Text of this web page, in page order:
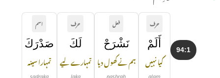
94:1
حرف
أَلَمْ
کیا نہیں
alam
فعل
نَشْرَحْ
ہم نے کھول دیا
nashraḥ
حرف
لَكَ
تمہارے لیے
laka
اسم
صَدْرَكَ
تمہارا سینہ
ṣadraka